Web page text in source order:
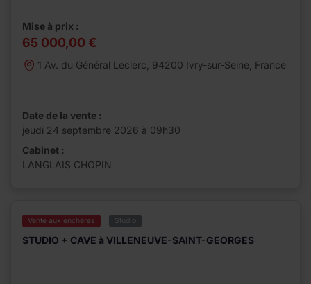
Mise à prix :
65 000,00 €
1 Av. du Général Leclerc, 94200 Ivry-sur-Seine, France
Date de la vente :
jeudi 24 septembre 2026 à 09h30
Cabinet :
LANGLAIS CHOPIN
Vente aux enchères Studio
STUDIO + CAVE à VILLENEUVE-SAINT-GEORGES